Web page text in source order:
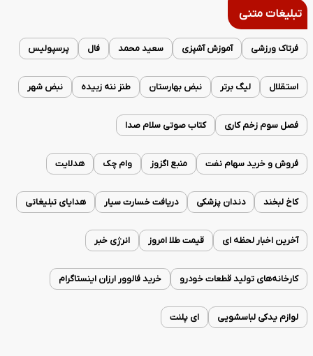
تبلیغات متنی
فرتاک ورزشی آموزش آشپزی سعید محمد فال پرسپولیس
استقلال لیگ برتر نبض بهارستان طنز ننه زبیده نبض شهر
فصل سوم زخم کاری کتاب صوتی سلام صدا
فروش و خرید سهام نفت منبع اگزوز وام چک هدلایت
کاخ لبخند دندان پزشکی دریافت خسارت سیار هدایای تبلیغاتی
آخرین اخبار لحظه ای قیمت طلا امروز انرژی خبر
کارخانه‌های تولید قطعات خودرو خرید فالوور ارزان اینستاگرام
لوازم یدکی لباسشویی ای پلنت